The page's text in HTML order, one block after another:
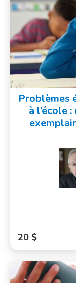
Problèmes
à l’école
20 $